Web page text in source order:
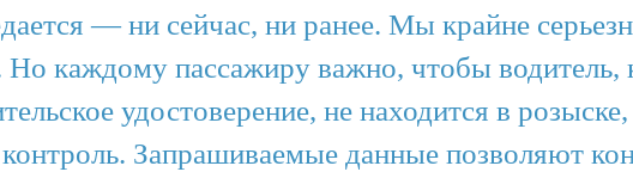
— ни сейчас, ни ранее. Мы крайне
Но каждому пассажиру важно, чтобы водитель,
удостоверение, не находится в
Запрашиваемые данные позволяют